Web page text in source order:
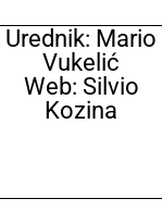
Urednik: Mario
Vukelić
Web: Silvio
Kozina